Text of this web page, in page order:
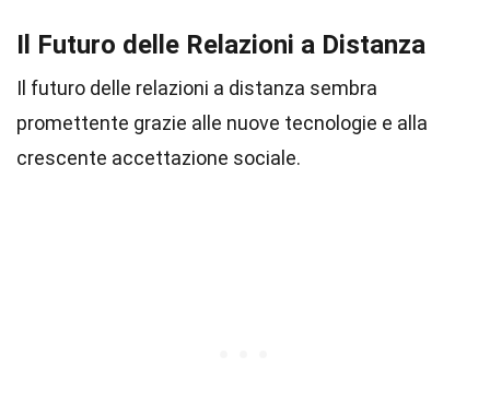
Il Futuro delle Relazioni a Distanza
Il futuro delle relazioni a distanza sembra
promettente grazie alle nuove tecnologie e alla
crescente accettazione sociale.